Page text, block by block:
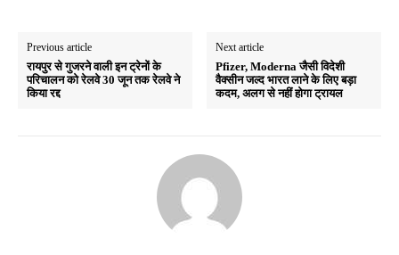
Previous article
रायपुर से गुजरने वाली इन ट्रेनों के
परिचालन को रेलवे 30 जून तक रेलवे ने
किया रद्द
Next article
Pfizer, Moderna जैसी विदेशी
वैक्सीन जल्द भारत लाने के लिए बड़ा
कदम, अलग से नहीं होगा ट्रायल